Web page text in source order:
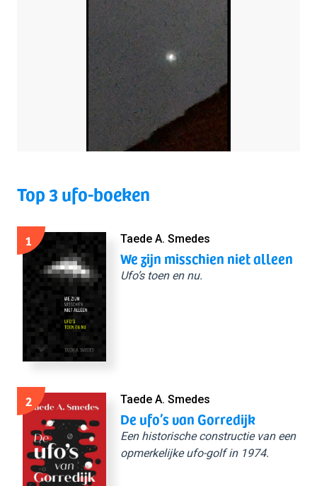
Top 3 ufo-boeken
1 Taede A. Smedes
We zijn misschien niet alleen
Ufo’s toen en nu.
2 Taede A. Smedes
De ufo’s van Gorredijk
Een historische constructie van een
opmerkelijke ufo-golf in 1974.